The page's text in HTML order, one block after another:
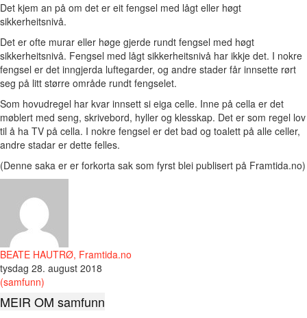
Det kjem an på om det er eit fengsel med lågt eller høgt
sikkerheitsnivå.
Det er ofte murar eller høge gjerde rundt fengsel med høgt
sikkerheitsnivå. Fengsel med lågt sikkerheitsnivå har ikkje det. I nokre
fengsel er det inngjerda luftegarder, og andre stader får innsette rørt
seg på litt større område rundt fengselet.
Som hovudregel har kvar innsett si eiga celle. Inne på cella er det
møblert med seng, skrivebord, hyller og klesskap. Det er som regel lov
til å ha TV på cella. I nokre fengsel er det bad og toalett på alle celler,
andre stadar er dette felles.
(Denne saka er er forkorta sak som fyrst blei publisert på Framtida.no)
BEATE HAUTRØ, Framtida.no
tysdag 28. august 2018
(samfunn)
MEIR OM samfunn